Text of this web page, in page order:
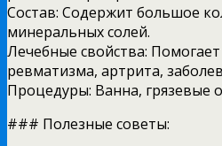
Состав: Содержит большое
минеральных солей.
Лечебные свойства:
ревматизма, артрита,
Процедуры: Ванна, грязевые
### Полезные советы: